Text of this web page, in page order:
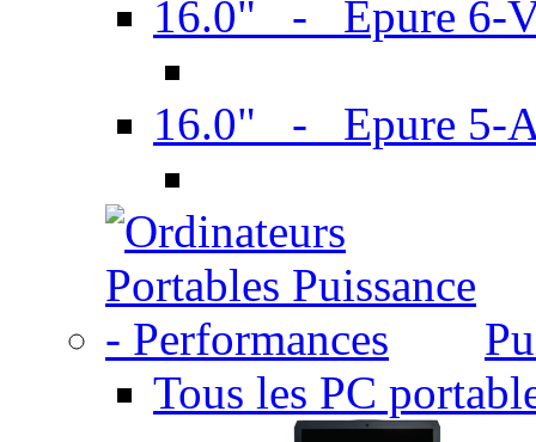
16.0" - Epure 6-
16.0" - Epure 5-
Tous les PC